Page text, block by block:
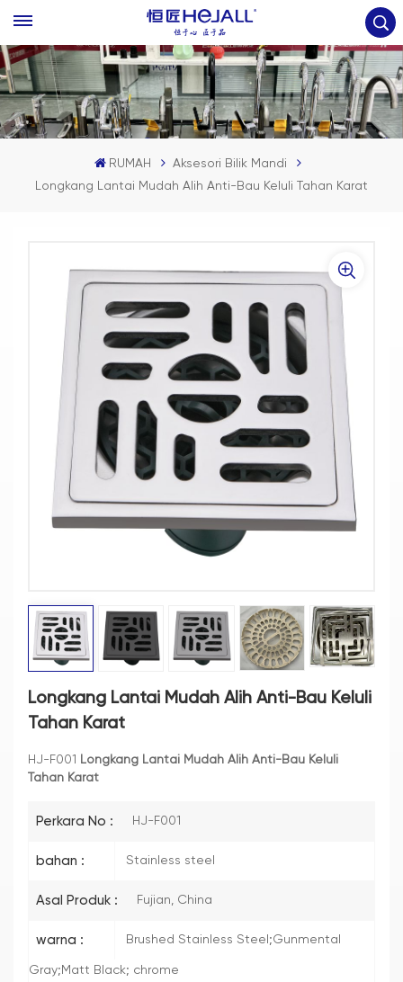
RUMAH
Aksesori Bilik Mandi
Longkang Lantai Mudah Alih Anti-Bau Keluli Tahan Karat
Longkang Lantai Mudah Alih Anti-Bau Keluli
Tahan Karat
HJ-F001 Longkang Lantai Mudah Alih Anti-Bau Keluli
Tahan Karat
Perkara No : HJ-F001
bahan : Stainless steel
Asal Produk : Fujian, China
warna : Brushed Stainless Steel;Gunmental
Gray;Matt Black; chrome